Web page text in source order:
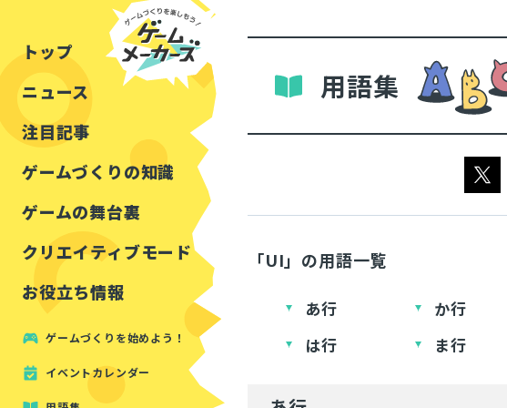
トップ
ニュース
注目記事
ゲームづくりの知識
しくみをつくる
見た目を良くする
ゲームの舞台裏
クリエイティブモード
お役立ち情報
注目・定番の〇〇
アセットレビュー
ゲームづくりを始めよう！
イベントカレンダー
用語集
「UI」の用語一覧
あ行 か行
は行
ま行